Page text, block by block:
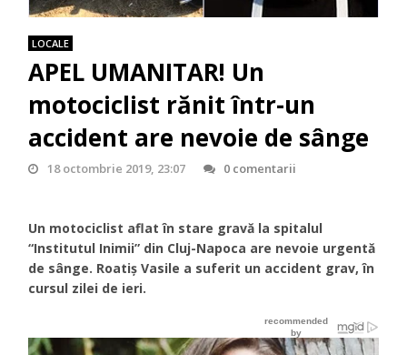
LOCALE
APEL UMANITAR! Un
motociclist rănit într-un
accident are nevoie de sânge
18 octombrie 2019, 23:07 0 comentarii
Un motociclist aflat în stare gravă la spitalul
“Institutul Inimii” din Cluj-Napoca are nevoie urgentă
de sânge. Roatiș Vasile a suferit un accident grav, în
cursul zilei de ieri.